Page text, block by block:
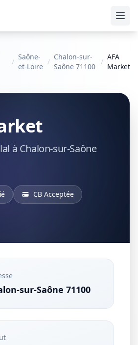
/
Saône-
et-Loire
/
Chalon-sur-
Saône 71100
/
AFA
Market
à Chalon-sur-Saône
CB Acceptée
sur-Saône 71100